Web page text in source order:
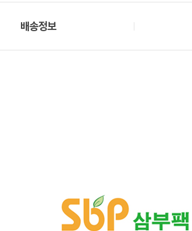
배송정보